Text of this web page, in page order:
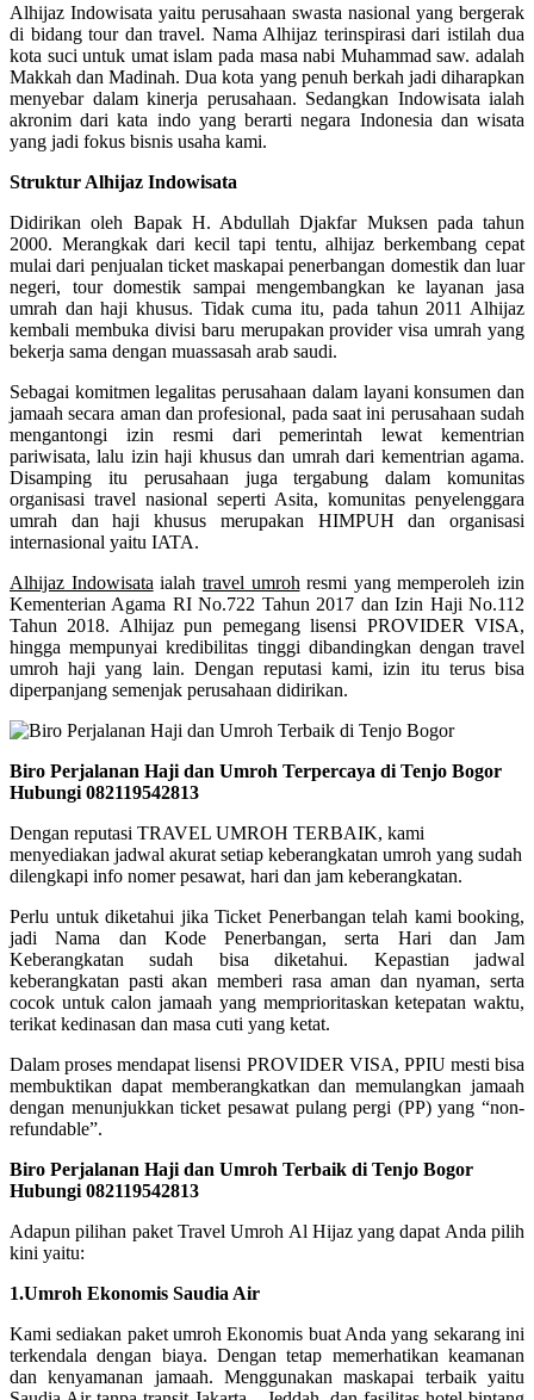
Alhijaz Indowisata yaitu perusahaan swasta nasional yang bergerak
di bidang tour dan travel. Nama Alhijaz terinspirasi dari istilah dua
kota suci untuk umat islam pada masa nabi Muhammad saw. adalah
Makkah dan Madinah. Dua kota yang penuh berkah jadi diharapkan
menyebar dalam kinerja perusahaan. Sedangkan Indowisata ialah
akronim dari kata indo yang berarti negara Indonesia dan wisata
yang jadi fokus bisnis usaha kami.
Struktur Alhijaz Indowisata
Didirikan oleh Bapak H. Abdullah Djakfar Muksen pada tahun
2000. Merangkak dari kecil tapi tentu, alhijaz berkembang cepat
mulai dari penjualan ticket maskapai penerbangan domestik dan luar
negeri, tour domestik sampai mengembangkan ke layanan jasa
umrah dan haji khusus. Tidak cuma itu, pada tahun 2011 Alhijaz
kembali membuka divisi baru merupakan provider visa umrah yang
bekerja sama dengan muassasah arab saudi.
Sebagai komitmen legalitas perusahaan dalam layani konsumen dan
jamaah secara aman dan profesional, pada saat ini perusahaan sudah
mengantongi izin resmi dari pemerintah lewat kementrian
pariwisata, lalu izin haji khusus dan umrah dari kementrian agama.
Disamping itu perusahaan juga tergabung dalam komunitas
organisasi travel nasional seperti Asita, komunitas penyelenggara
umrah dan haji khusus merupakan HIMPUH dan organisasi
internasional yaitu IATA.
Alhijaz Indowisata ialah travel umroh resmi yang memperoleh izin
Kementerian Agama RI No.722 Tahun 2017 dan Izin Haji No.112
Tahun 2018. Alhijaz pun pemegang lisensi PROVIDER VISA,
hingga mempunyai kredibilitas tinggi dibandingkan dengan travel
umroh haji yang lain. Dengan reputasi kami, izin itu terus bisa
diperpanjang semenjak perusahaan didirikan.
Biro Perjalanan Haji dan Umroh Terpercaya di Tenjo Bogor
Hubungi 082119542813
Dengan reputasi TRAVEL UMROH TERBAIK, kami
menyediakan jadwal akurat setiap keberangkatan umroh yang sudah
dilengkapi info nomer pesawat, hari dan jam keberangkatan.
Perlu untuk diketahui jika Ticket Penerbangan telah kami booking,
jadi Nama dan Kode Penerbangan, serta Hari dan Jam
Keberangkatan sudah bisa diketahui. Kepastian jadwal
keberangkatan pasti akan memberi rasa aman dan nyaman, serta
cocok untuk calon jamaah yang memprioritaskan ketepatan waktu,
terikat kedinasan dan masa cuti yang ketat.
Dalam proses mendapat lisensi PROVIDER VISA, PPIU mesti bisa
membuktikan dapat memberangkatkan dan memulangkan jamaah
dengan menunjukkan ticket pesawat pulang pergi (PP) yang “non-
refundable”.
Biro Perjalanan Haji dan Umroh Terbaik di Tenjo Bogor
Hubungi 082119542813
Adapun pilihan paket Travel Umroh Al Hijaz yang dapat Anda pilih
kini yaitu:
1.Umroh Ekonomis Saudia Air
Kami sediakan paket umroh Ekonomis buat Anda yang sekarang ini
terkendala dengan biaya. Dengan tetap memerhatikan keamanan
dan kenyamanan jamaah. Menggunakan maskapai terbaik yaitu